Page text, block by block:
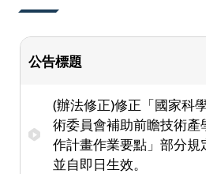
公告標題
(辦法修正)修正「國家科
術委員會補助前瞻技術產
作計畫作業要點」部分規
並自即日生效。